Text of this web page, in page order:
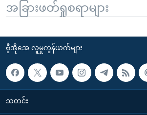
အခြားဖတ်ရှုစရာများ
ဗွီအိုအေ လူမှုကွန်ယက်များ
သတင်း